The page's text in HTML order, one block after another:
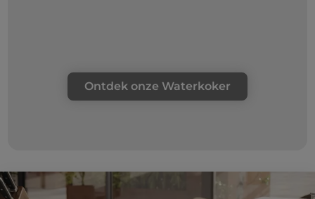
Ontdek onze Waterkoker